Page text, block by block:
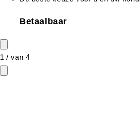
Betaalbaar
1 /van 4